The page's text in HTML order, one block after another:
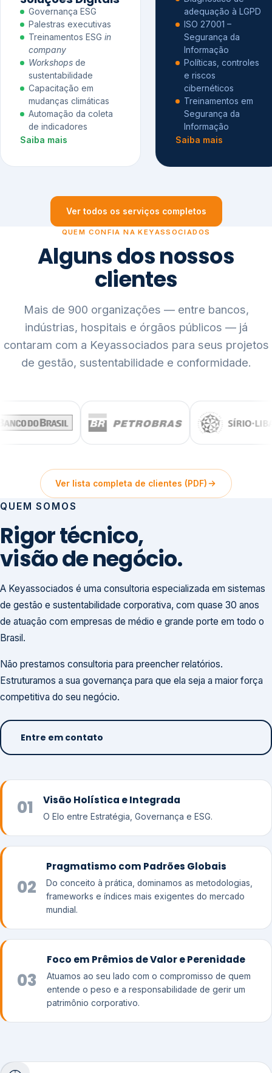
Governança ESG
Palestras executivas
Treinamentos ESG in
company
Workshops de
sustentabilidade
Capacitação em
mudanças climáticas
Automação da coleta
de indicadores
Saiba mais
adequação à LGPD
ISO 27001 –
Segurança da
Informação
Políticas, controles
e riscos
cibernéticos
Treinamentos em
Segurança da
Informação
Saiba mais
Ver todos os serviços completos
QUEM CONFIA NA KEYASSOCIADOS
Alguns dos nossos
clientes
Mais de 900 organizações — entre bancos,
indústrias, hospitais e órgãos públicos — já
contaram com a Keyassociados para seus projetos
de gestão, sustentabilidade e conformidade.
Ver lista completa de clientes (PDF)
QUEM SOMOS
Rigor técnico,
visão de negócio.
A Keyassociados é uma consultoria especializada em sistemas
de gestão e sustentabilidade corporativa, com quase 30 anos
de atuação com empresas de médio e grande porte em todo o
Brasil.
Não prestamos consultoria para preencher relatórios.
Estruturamos a sua governança para que ela seja a maior força
competitiva do seu negócio.
Entre em contato
01 Visão Holística e Integrada
O Elo entre Estratégia, Governança e ESG.
02
Pragmatismo com Padrões Globais
Do conceito à prática, dominamos as metodologias,
frameworks e índices mais exigentes do mercado
mundial.
03
Foco em Prêmios de Valor e Perenidade
Atuamos ao seu lado com o compromisso de quem
entende o peso e a responsabilidade de gerir um
patrimônio corporativo.